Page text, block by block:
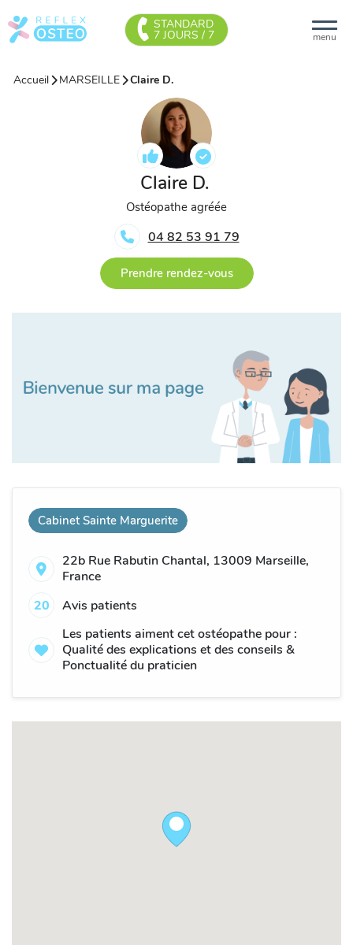
menu
STANDARD
7 JOURS / 7
Accueil MARSEILLE Claire D.
Claire D.
Ostéopathe agréée
04 82 53 91 79
Prendre rendez-vous
Cabinet Sainte Marguerite
22b Rue Rabutin Chantal, 13009 Marseille,
France
20
Avis patients
Les patients aiment cet ostéopathe pour :
Qualité des explications et des conseils &
Ponctualité du praticien